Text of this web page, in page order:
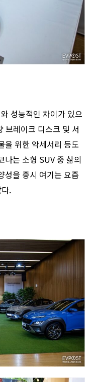
성능적인 차이가 있으
브레이크 디스크 및 서
을 위한 악세서리 등도
나는 소형 SUV 중 삶의
성을 중시 여기는 요즘
.